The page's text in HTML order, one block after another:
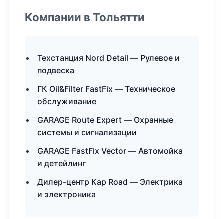
Компании в Тольятти
Техстанция Nord Detail — Рулевое и
подвеска
ГК Oil&Filter FastFix — Техническое
обслуживание
GARAGE Route Expert — Охранные
системы и сигнализации
GARAGE FastFix Vector — Автомойка
и детейлинг
Дилер-центр Кар Road — Электрика
и электроника